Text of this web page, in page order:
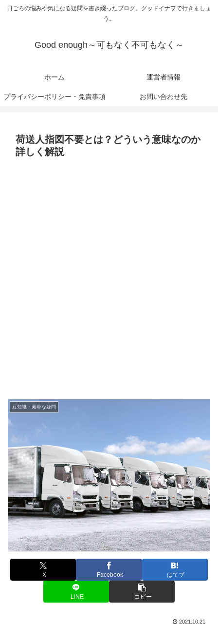
日ごろの悩みや気になる疑問を書き綴ったブログ。グッドイナフで行きましょ
う。
Good enough～可もなく不可もなく～
ホーム 運営者情報
プライバシーポリシー・免責事項 お問い合わせ先
荷送人指図不要とは？どういう意味なのか
詳しく解説
豆知識・素朴な疑問
X Facebook はてブ
LINE コピー
2021.10.21